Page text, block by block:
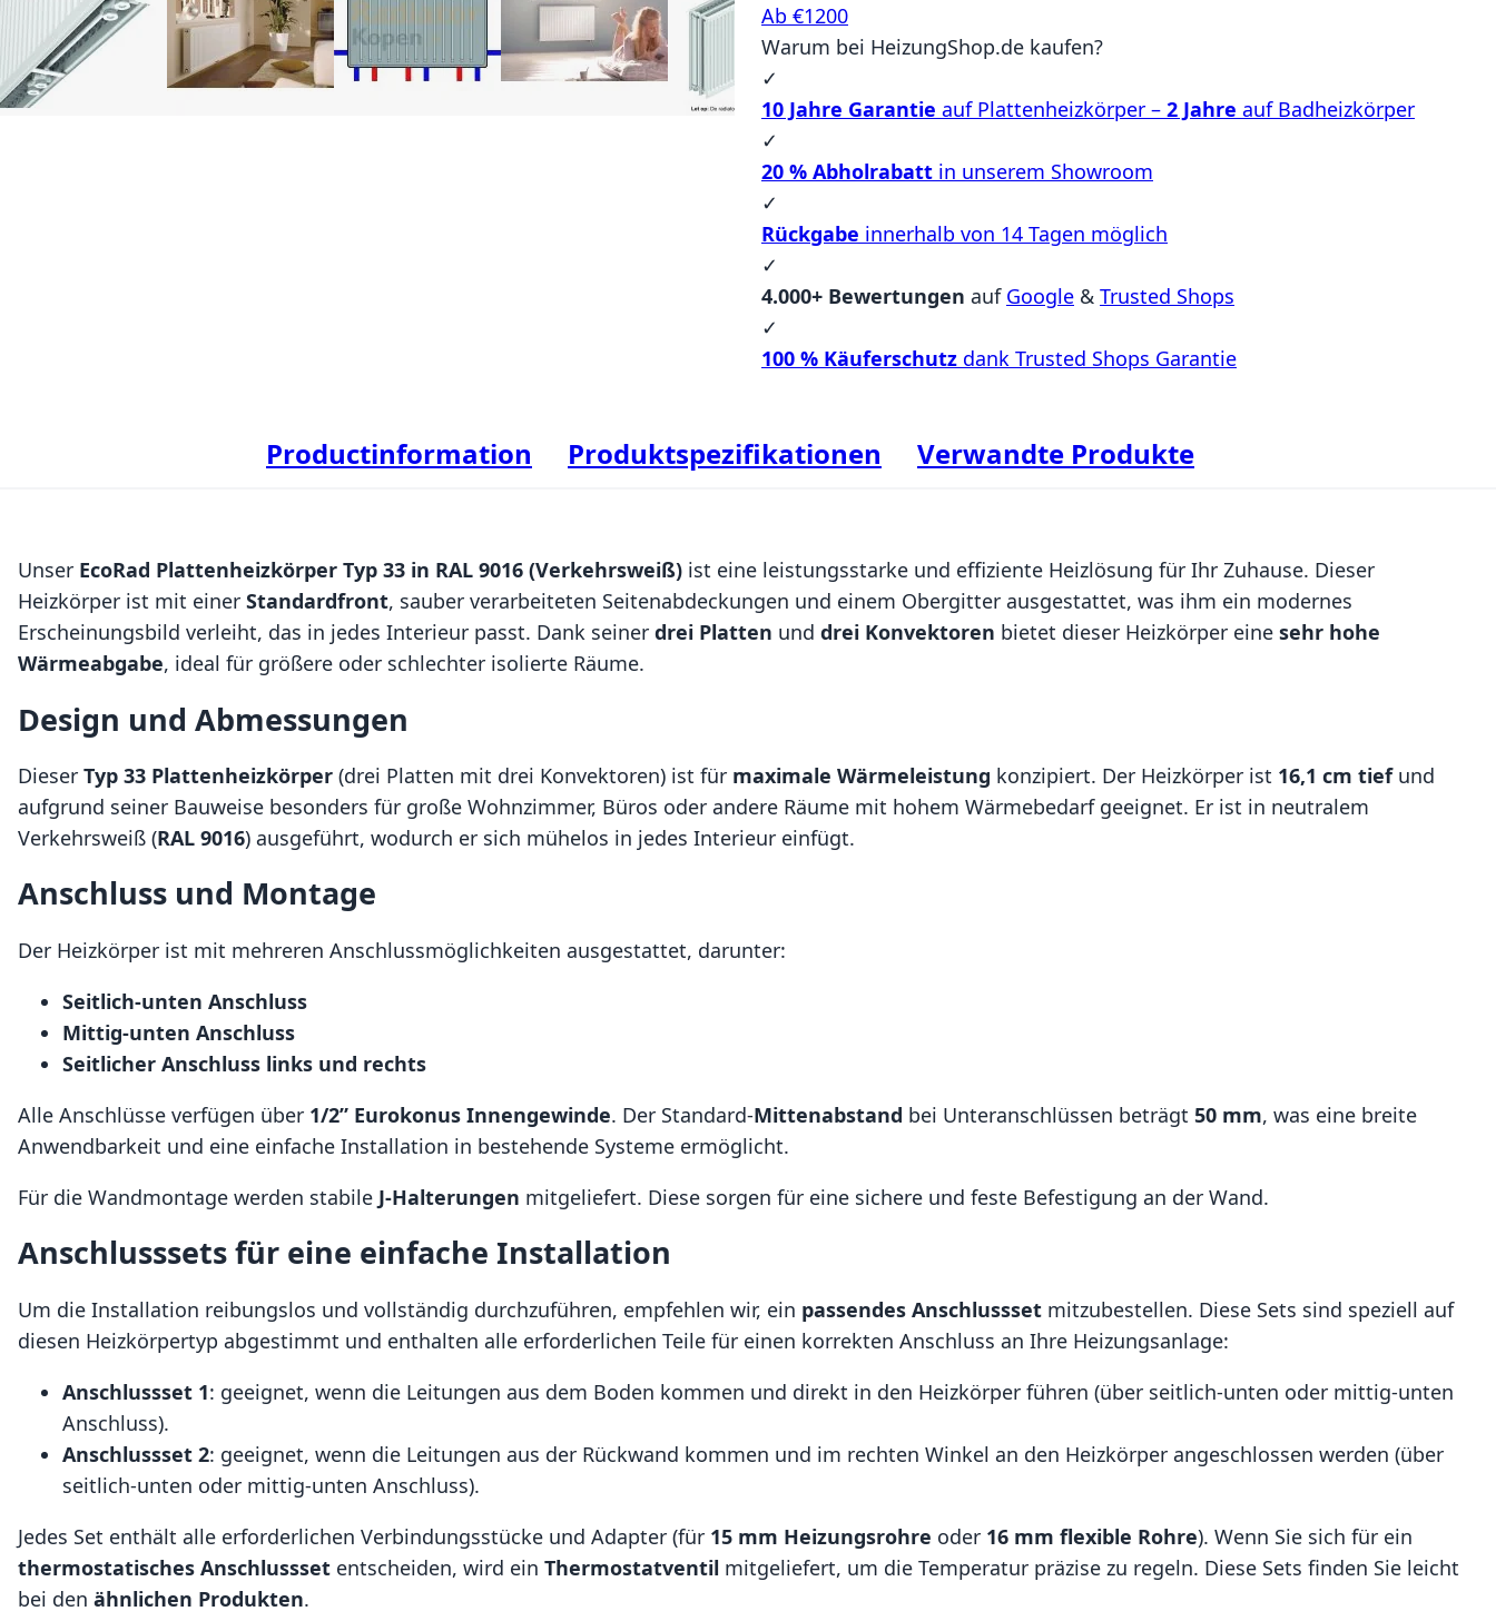
Ab €1200
Warum bei HeizungShop.de kaufen?
✓
10 Jahre Garantie auf Plattenheizkörper – 2 Jahre auf Badheizkörper
✓
20 % Abholrabatt in unserem Showroom
✓
Rückgabe innerhalb von 14 Tagen möglich
✓
4.000+ Bewertungen auf Google & Trusted Shops
✓
100 % Käuferschutz dank Trusted Shops Garantie
Productinformation
Unser EcoRad Plattenheizkörper Typ 33 in RAL 9016 (Verkehrsweiß) ist eine leistungsstarke und effiziente Heizlösung für Ihr Zuhause. Dieser
Heizkörper ist mit einer Standardfront, sauber verarbeiteten Seitenabdeckungen und einem Obergitter ausgestattet, was ihm ein modernes
Erscheinungsbild verleiht, das in jedes Interieur passt. Dank seiner drei Platten und drei Konvektoren bietet dieser Heizkörper eine sehr hohe
Wärmeabgabe, ideal für größere oder schlechter isolierte Räume.
Design und Abmessungen
Dieser Typ 33 Plattenheizkörper (drei Platten mit drei Konvektoren) ist für maximale Wärmeleistung konzipiert. Der Heizkörper ist 16,1 cm tiefund
aufgrund seiner Bauweise besonders für große Wohnzimmer, Büros oder andere Räume mit hohem Wärmebedarf geeignet. Er ist in neutralem
Verkehrsweiß (RAL 9016) ausgeführt, wodurch er sich mühelos in jedes Interieur einfügt.
Anschluss und Montage
Der Heizkörper ist mit mehreren Anschlussmöglichkeiten ausgestattet, darunter:
Seitlich-unten Anschluss
Mittig-unten Anschluss
Seitlicher Anschluss links und rechts
Alle Anschlüsse verfügen über 1/2” Eurokonus Innengewinde. Der Standard-Mittenabstand bei Unteranschlüssen beträgt 50 mm, was eine breite
Anwendbarkeit und eine einfache Installation in bestehende Systeme ermöglicht.
Für die Wandmontage werden stabile J-Halterungen mitgeliefert. Diese sorgen für eine sichere und feste Befestigung an der Wand.
Anschlusssets für eine einfache Installation
Um die Installation reibungslos und vollständig durchzuführen, empfehlen wir, ein passendes Anschlussset mitzubestellen. Diese Sets sind speziell auf
diesen Heizkörpertyp abgestimmt und enthalten alle erforderlichen Teile für einen korrekten Anschluss an Ihre Heizungsanlage:
Anschlussset 1: geeignet, wenn die Leitungen aus dem Boden kommen und direkt in den Heizkörper führen (über seitlich-unten oder mittig-unten
Anschluss).
Anschlussset 2: geeignet, wenn die Leitungen aus der Rückwand kommen und im rechten Winkel an den Heizkörper angeschlossen werden (über
seitlich-unten oder mittig-unten Anschluss).
Jedes Set enthält alle erforderlichen Verbindungsstücke und Adapter (für 15 mm Heizungsrohre oder 16 mm flexible Rohre). Wenn Sie sich für ein
thermostatisches Anschlussset entscheiden, wird ein Thermostatventil mitgeliefert, um die Temperatur präzise zu regeln. Diese Sets finden Sie leicht
bei den ähnlichen Produkten.
Produktspezifikationen Verwandte Produkte